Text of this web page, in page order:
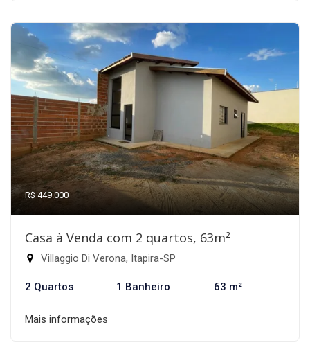
R$ 449.000
Casa à Venda com 2 quartos, 63m²
Villaggio Di Verona, Itapira-SP
2 Quartos 1 Banheiro 63 m²
Mais informações